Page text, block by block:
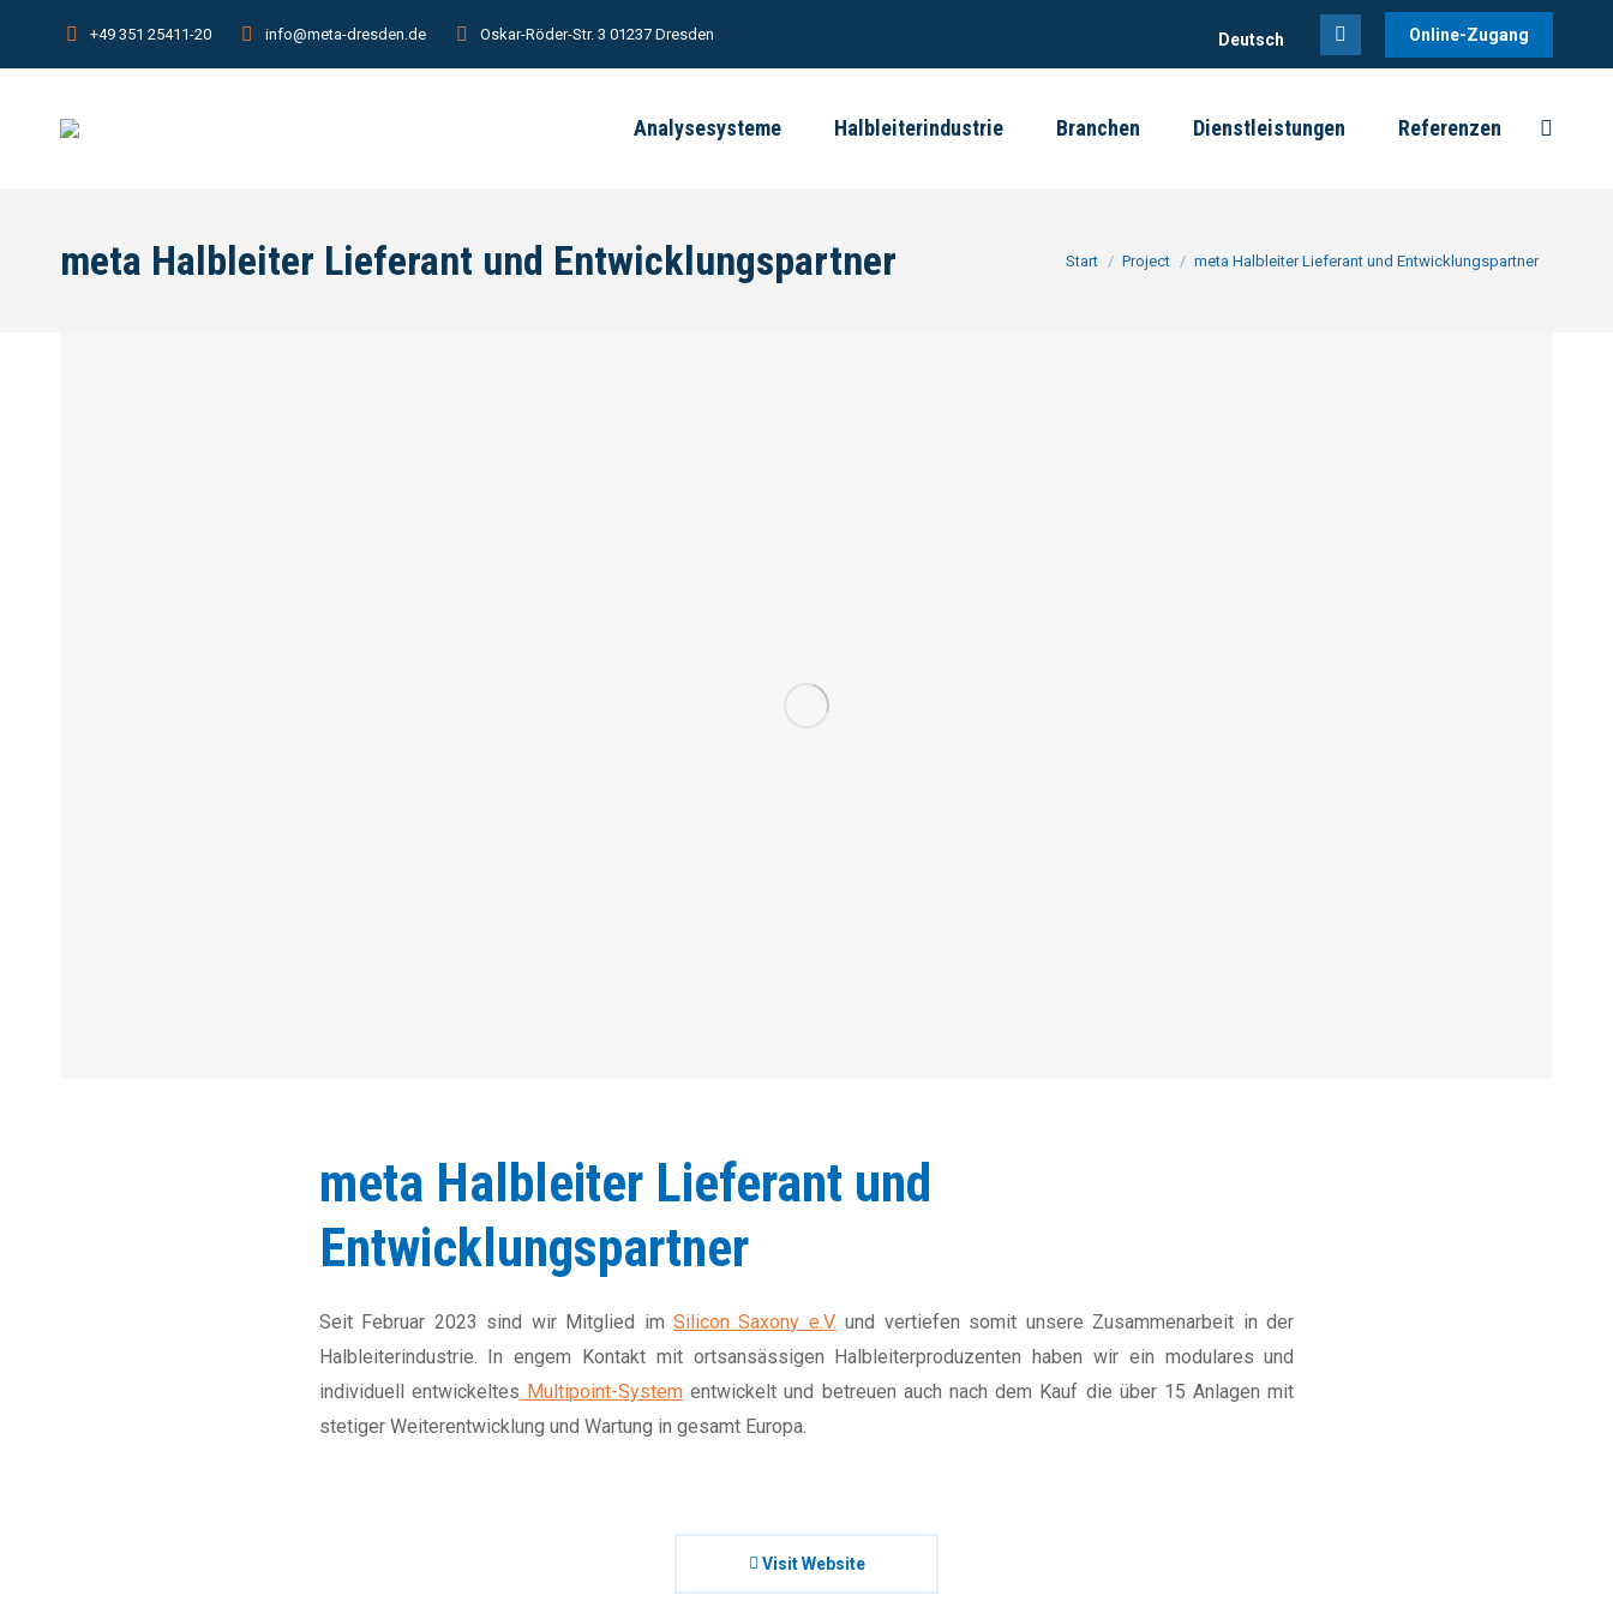
+49 351 25411-20 info@meta-dresden.de Oskar-Röder-Str. 3 01237 Dresden Deutsch
Linkedin
opens
window
Online-Zugang
Analysesysteme Halbleiterindustrie Branchen Dienstleistungen Referenzen Search:
meta Halbleiter Lieferant und Entwicklungspartner Sie befinden sich hier:
Start Project meta Halbleiter Lieferant und Entwicklungspartner
meta Halbleiter Lieferant und
Entwicklungspartner
Seit Februar 2023 sind wir Mitglied imSilicon Saxony e.V. und vertiefen somit unsere Zusammenarbeit in der
Halbleiterindustrie. In engem Kontakt mit ortsansässigen Halbleiterproduzenten haben wir ein modulares und
individuell entwickeltes Multipoint-System entwickelt und betreuen auch nach dem Kauf die über 15 Anlagen mit
stetiger Weiterentwicklung und Wartung in gesamt Europa.
Visit Website